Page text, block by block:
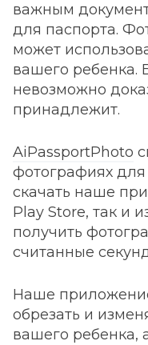
важным
для паспорта.
может
вашего ребенка.
невозможно
принадлежит.
AiPassportPhoto
фотографиях
скачать наше
Play Store, так и
получить
считанные
Наше
обрезать и
вашего ребенка,